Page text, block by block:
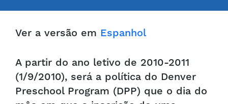
Ver a versão em Espanhol
A partir do ano letivo de 2010-2011
(1/9/2010), será a política do Denver
Preschool Program (DPP) que o dia do